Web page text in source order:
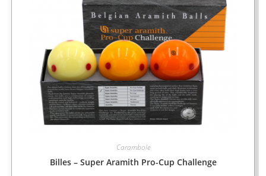
Carambole
Billes – Super Aramith Pro-Cup Challenge